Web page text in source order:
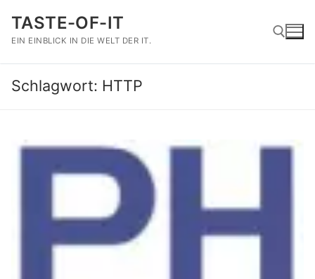
Inhalt
springen
TASTE-OF-IT
EIN EINBLICK IN DIE WELT DER IT.
Schlagwort: HTTP